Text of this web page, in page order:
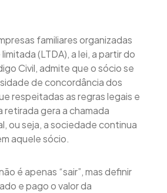
familiares organizadas
(LTDA), a lei, a partir do
Civil, admite que o sócio se
de concordância dos
respeitadas as regras legais e
retirada gera a chamada
ou seja, a sociedade continua
aquele sócio.
é apenas “sair”, mas definir
e pago o valor da